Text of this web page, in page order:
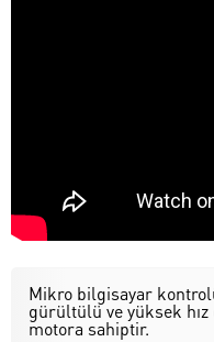
Mikro bilgisayar
gürültülü ve yüksek hız
motora sahiptir.